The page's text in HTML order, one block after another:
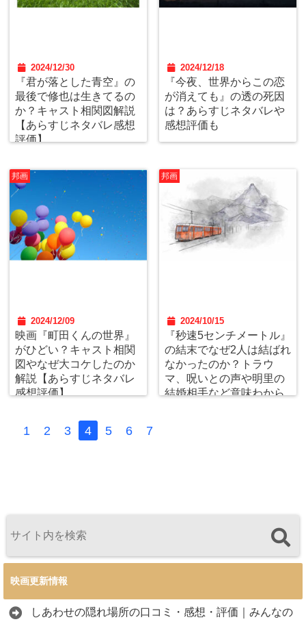
2024/12/30
『君が落とした青空』の
最後で修也は生きてるの
か？キャスト相関図解説
【あらすじネタバレ感想
評価】
2024/12/18
『今夜、世界からこの恋
が消えても』の透の死因
は？あらすじネタバレや
感想評価も
邦画
2024/12/09
映画『町田くんの世界』
がひどい？キャスト相関
図やなぜ大コケしたのか
解説【あらすじネタバレ
感想評価】
邦画
2024/10/15
『秒速5センチメートル』
の結末でなぜ2人は結ばれ
なかったのか？トラウ
マ、呪いとの声や明里の
結婚相手など意味わから
1 2 3 4 5 6 7
映画更新情報
しあわせの隠れ場所の口コミ・感想・評価｜みんなの